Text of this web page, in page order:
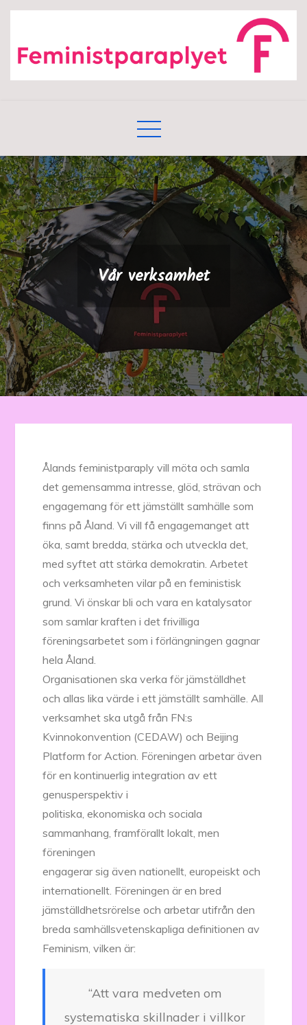
Skip
content
Vår verksamhet
Ålands feministparaply vill möta och samla
det gemensamma intresse, glöd, strävan och
engagemang för ett jämställt samhälle som
finns på Åland. Vi vill få engagemanget att
öka, samt bredda, stärka och utveckla det,
med syftet att stärka demokratin. Arbetet
och verksamheten vilar på en feministisk
grund. Vi önskar bli och vara en katalysator
som samlar kraften i det frivilliga
föreningsarbetet som i förlängningen gagnar
hela Åland.
Organisationen ska verka för jämställdhet
och allas lika värde i ett jämställt samhälle. All
verksamhet ska utgå från FN:s
Kvinnokonvention (CEDAW) och Beijing
Platform for Action. Föreningen arbetar även
för en kontinuerlig integration av ett
genusperspektiv i
politiska, ekonomiska och sociala
sammanhang, framförallt lokalt, men
föreningen
engagerar sig även nationellt, europeiskt och
internationellt. Föreningen är en bred
jämställdhetsrörelse och arbetar utifrån den
breda samhällsvetenskapliga definitionen av
Feminism, vilken är:
“Att vara medveten om
systematiska skillnader i villkor